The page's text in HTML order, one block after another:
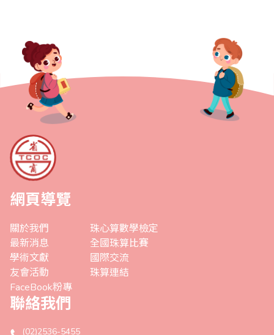
網頁導覽
關於我們
最新消息
學術文獻
友會活動
FaceBook粉專
珠心算數學檢定
全國珠算比賽
國際交流
珠算連結
聯絡我們
(02)2536-5455